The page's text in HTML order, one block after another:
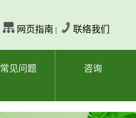
网页指南 | 联络我们
常见问题 咨询